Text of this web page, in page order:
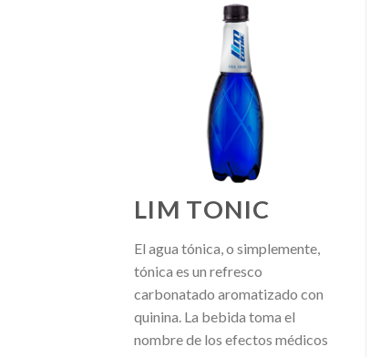
LIM TONIC
El agua tónica, o simplemente,
tónica es un refresco
carbonatado aromatizado con
quinina. La bebida toma el
nombre de los efectos médicos